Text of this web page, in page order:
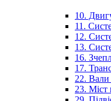
10.
11.
12.
13.
16.
17.
22. Вали
23. Міст